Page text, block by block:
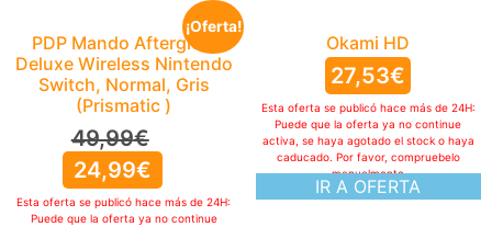
¡Oferta!
PDP Mando Afterglow
Deluxe Wireless Nintendo
Switch, Normal, Gris
(Prismatic )
49,99€
24,99€
Esta oferta se publicó hace más de 24H:
Puede que la oferta ya no continue
Okami HD
27,53€
IR A OFERTA
Esta oferta se publicó hace más de 24H:
Puede que la oferta ya no continue
activa, se haya agotado el stock o haya
caducado. Por favor, compruebelo
manualmente